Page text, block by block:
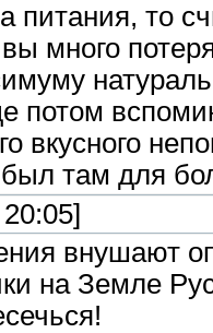
питания, то
много
потом
вкусного
там для
внушают
на Земле